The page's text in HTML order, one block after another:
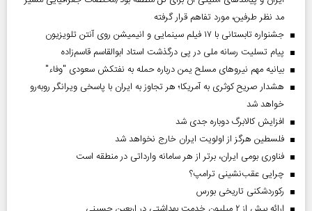
مد نظر طرفین، مورد تفاهم قرار گرفته
جشنواره تابستانی با ۱۷ فیلم سینمایی و انیمیشن روی آنتن تلویزیون
پیام تسلیت رسانه ملی در پی درگذشت استاد ابوالقاسم قاسم‌زاده
بیانیه مهم نیروهای مسلح یمن درباره حمله به نفتکش سعودی "وفاء"
هشدار صریح کوثری به آمریکا؛ هر تجاوز به ایران با پاسخی ویرانگر روبه‌رو
خواهد شد
افزایش کالابرگ دوباره جدی شد
فلسطین هرگز از اولویت ایران خارج نخواهد شد
فناوری بومی ایران، برتر از هر سامانه وارداتی در منطقه است
چرایی عقب‌نشینی ترامپ؟
رکوردشکنی تاریخی بورس